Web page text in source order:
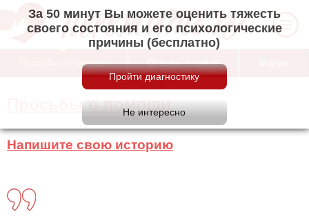
За 50 минут Вы можете оценить тяжесть
своего состояния и его психологические
причины (бесплатно)
Просьбы о помощи Отзывы о сайте
Просьбы о помощи
Напишите свою историю